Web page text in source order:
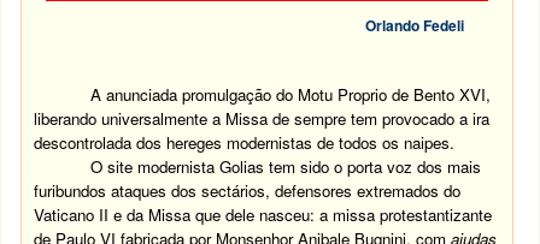
Orlando Fedeli
A anunciada promulgação do Motu Proprio de Bento XVI,
liberando universalmente a Missa de sempre tem provocado a ira
descontrolada dos hereges modernistas de todos os naipes.
O site modernista Golias tem sido o porta voz dos mais
furibundos ataques dos sectários, defensores extremados do
Vaticano II e da Missa que dele nasceu: a missa protestantizante
de Paulo VI fabricada por Monsenhor Anibale Bugnini, comajudas